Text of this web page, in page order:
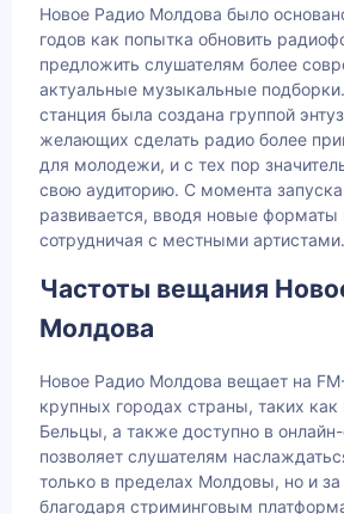
Новое Радио Молдова было
годов как попытка обновить
предложить слушателям более
актуальные музыкальные
станция была создана группой
желающих сделать радио более
для молодежи, и с тех пор
свою аудиторию. С момента
развивается, вводя новые
сотрудничая с местными артистами.
Частоты вещания
Молдова
Новое Радио Молдова вещает на
крупных городах страны, таких
Бельцы, а также доступно в
позволяет слушателям
только в пределах Молдовы, но и
благодаря стриминговым